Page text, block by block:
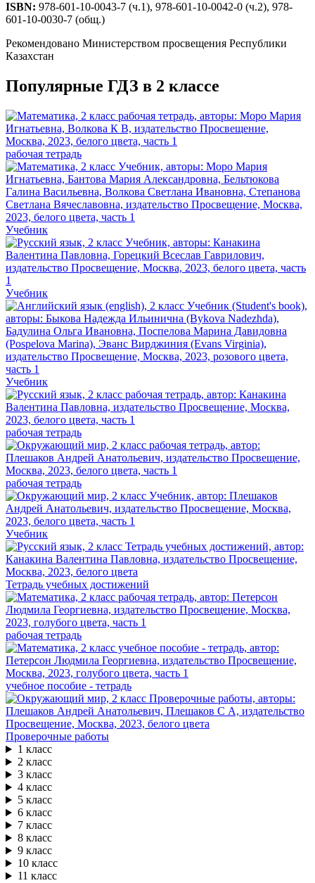
ISBN: 978-601-10-0043-7 (ч.1), 978-601-10-0042-0 (ч.2), 978-
601-10-0030-7 (общ.)
Рекомендовано Министерством просвещения Республики
Казахстан
Популярные ГДЗ в 2 классе
рабочая тетрадь
Учебник
Учебник
Учебник
рабочая тетрадь
рабочая тетрадь
Учебник
Тетрадь учебных достижений
рабочая тетрадь
учебное пособие - тетрадь
Проверочные работы
1 класс
2 класс
3 класс
4 класс
5 класс
6 класс
7 класс
8 класс
9 класс
10 класс
11 класс